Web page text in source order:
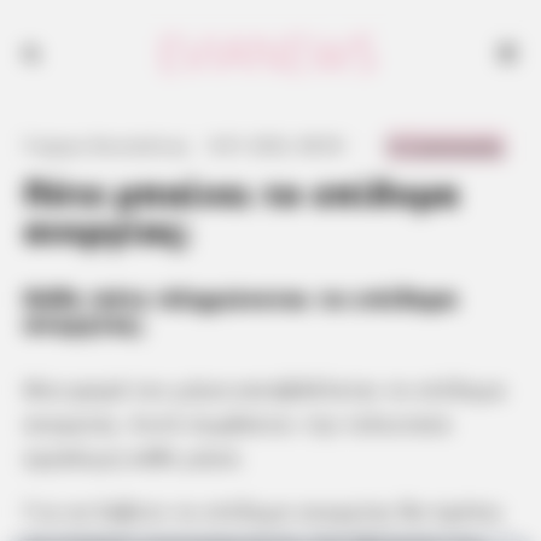
Πότε μπαίνει το επίδομα
ανεργίας;
Κάθε πότε πληρώνεται το επίδομα